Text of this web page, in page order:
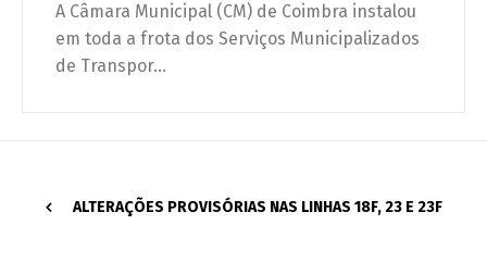
A Câmara Municipal (CM) de Coimbra instalou
em toda a frota dos Serviços Municipalizados
de Transpor...
ALTERAÇÕES PROVISÓRIAS NAS LINHAS 18F, 23 E 23F